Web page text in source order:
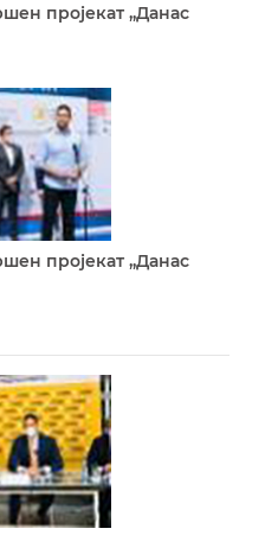
пројекат „Данас
пројекат „Данас